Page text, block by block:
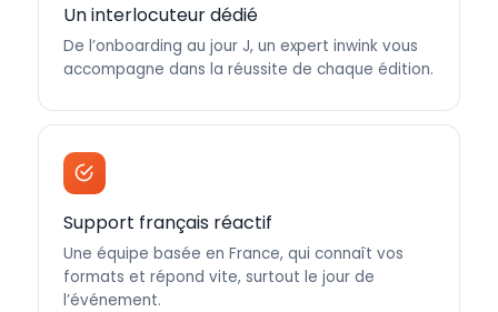
Un interlocuteur dédié
De l’onboarding au jour J, un expert inwink vous
accompagne dans la réussite de chaque édition.
Support français réactif
Une équipe basée en France, qui connaît vos
formats et répond vite, surtout le jour de
l’événement.